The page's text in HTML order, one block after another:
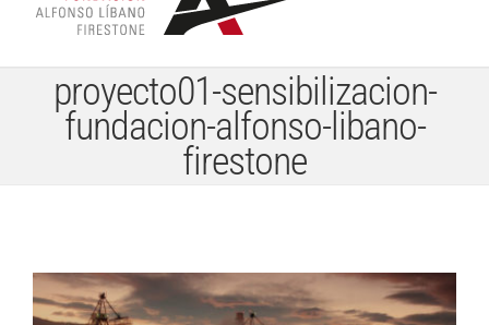
proyecto01-sensibilizacion-
fundacion-alfonso-libano-
firestone